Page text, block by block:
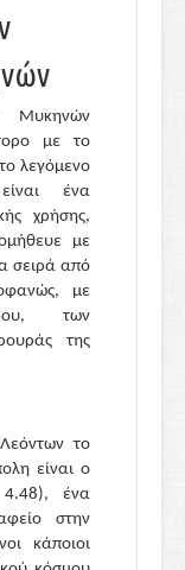
και το
της
Μυκηνών
με το
λεγόμενο
ένα
χρήσης,
με
σειρά από
με
των
της
το
είναι ο
4.48), ένα
στην
κάποιοι